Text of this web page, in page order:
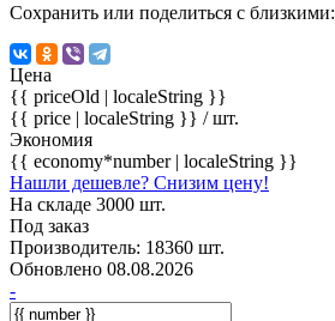
Сохранить или поделиться с близкими:
Цена
{{ priceOld | localeString }}
{{ price | localeString }} / шт.
Экономия
{{ economy*number | localeString }}
Нашли дешевле? Снизим цену!
На складе 3000 шт.
Под заказ
Производитель: 18360 шт.
Обновлено 08.08.2026
-